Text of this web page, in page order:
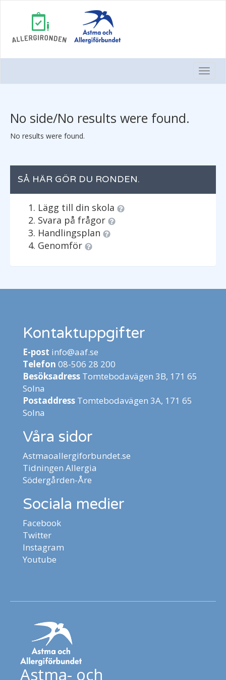
No side/No results were found.
No results were found.
SÅ HÄR GÖR DU RONDEN.
Lägg till din skola
Svara på frågor
Handlingsplan
Genomför
Kontaktuppgifter
E-post info@aaf.se
Telefon 08-506 28 200
Besöksadress Tomtebodavägen 3B, 171 65
Solna
Postaddress Tomtebodavägen 3A, 171 65
Solna
Våra sidor
Astmaoallergiforbundet.se
Tidningen Allergia
Södergården-Åre
Sociala medier
Facebook
Twitter
Instagram
Youtube
Astma- och